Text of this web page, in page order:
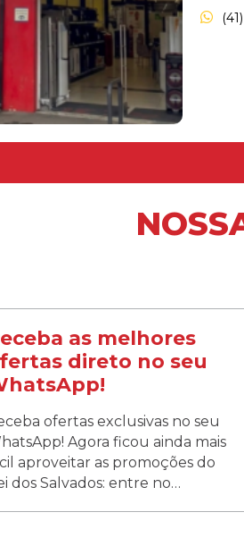
as melhores
direto no seu
ofertas exclusivas no seu
Agora ficou ainda mais
aproveitar as promoções do
dos Salvados: entre no…